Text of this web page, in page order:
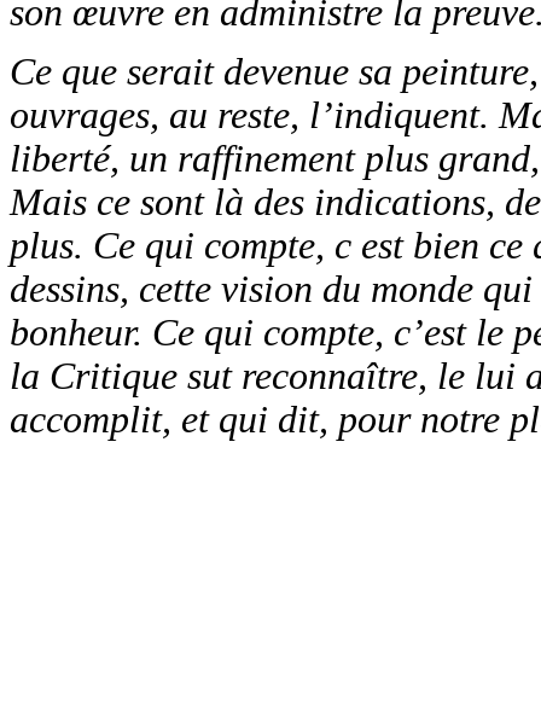
son œuvre en administre la
Ce que serait devenue sa
ouvrages, au reste, l’indiquent.
liberté, un raffinement plus
Mais ce sont là des indications,
plus. Ce qui compte, c est bien
dessins, cette vision du monde
bonheur. Ce qui compte, c’est le
la Critique sut reconnaître, le lui
accomplit, et qui dit, pour notre